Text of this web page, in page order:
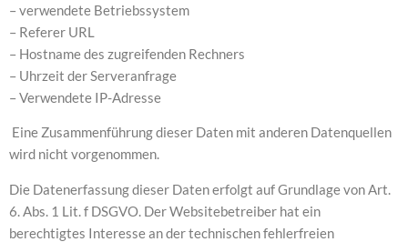
– verwendete Betriebssystem
– Referer URL
– Hostname des zugreifenden Rechners
– Uhrzeit der Serveranfrage
– Verwendete IP-Adresse
Eine Zusammenführung dieser Daten mit anderen Datenquellen
wird nicht vorgenommen.
Die Datenerfassung dieser Daten erfolgt auf Grundlage von Art.
6. Abs. 1 Lit. f DSGVO. Der Websitebetreiber hat ein
berechtigtes Interesse an der technischen fehlerfreien